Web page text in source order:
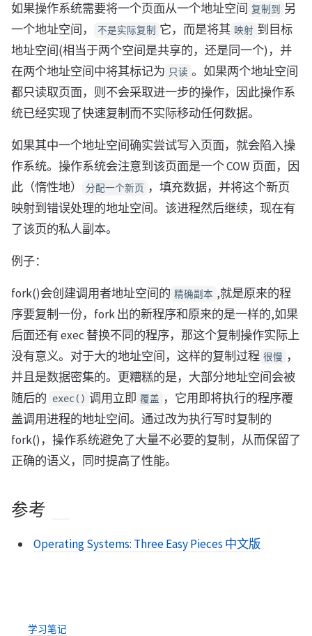
如果操作系统需要将一个页面从一个地址空间 复制到
另
一个地址空间，
不是实际复制 它，而是将其 映射 到目标
地址空间(相当于两个空间是共享的，还是同一个)，并
在两个地址空间中将其标记为 只读 。如果两个地址空间
都只读取页面，则不会采取进一步的操作，因此操作系
统已经实现了快速复制而不实际移动任何数据。
如果其中一个地址空间确实尝试写入页面，就会陷入操
作系统。操作系统会注意到该页面是一个 COW 页面，因
此（惰性地）
分配一个新页 ，填充数据，并将这个新页
映射到错误处理的地址空间。该进程然后继续，现在有
了该页的私人副本。
例子：
fork()会创建调用者地址空间的 精确副本 ,就是原来的程
序要复制一份，fork 出的新程序和原来的是一样的,如果
后面还有 exec 替换不同的程序，那这个复制操作实际上
没有意义。对于大的地址空间，这样的复制过程 很慢 ，
并且是数据密集的。更糟糕的是，大部分地址空间会被
随后的
exec() 调用立即 覆盖 ，它用即将执行的程序覆
盖调用进程的地址空间。通过改为执行写时复制的
fork()，操作系统避免了大量不必要的复制，从而保留了
正确的语义，同时提高了性能。
参考
Operating Systems: Three Easy Pieces 中文版
学习笔记